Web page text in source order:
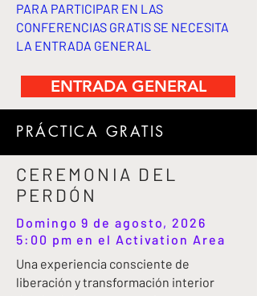
PARA PARTICIPAR EN LAS
CONFERENCIAS GRATIS SE NECESITA
LA ENTRADA GENERAL
ENTRADA GENERAL
PRÁCTICA GRATIS
CEREMONIA DEL
PERDÓN
Domingo 9 de agosto, 2026
5:00 pm en el Activation Area
Una experiencia consciente de
liberación y transformación interior